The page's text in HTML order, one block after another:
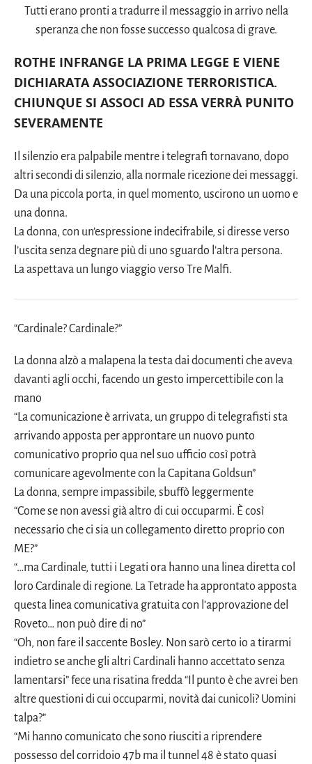
Tutti erano pronti a tradurre il messaggio in arrivo nella
speranza che non fosse successo qualcosa di grave.
ROTHE INFRANGE LA PRIMA LEGGE E VIENE
DICHIARATA ASSOCIAZIONE TERRORISTICA.
CHIUNQUE SI ASSOCI AD ESSA VERRÀ PUNITO
SEVERAMENTE
Il silenzio era palpabile mentre i telegrafi tornavano, dopo
altri secondi di silenzio, alla normale ricezione dei messaggi.
Da una piccola porta, in quel momento, uscirono un uomo e
una donna.
La donna, con un’espressione indecifrabile, si diresse verso
l’uscita senza degnare più di uno sguardo l’altra persona.
La aspettava un lungo viaggio verso Tre Malfi.
“Cardinale? Cardinale?”
La donna alzò a malapena la testa dai documenti che aveva
davanti agli occhi, facendo un gesto impercettibile con la
mano
“La comunicazione è arrivata, un gruppo di telegrafisti sta
arrivando apposta per approntare un nuovo punto
comunicativo proprio qua nel suo ufficio così potrà
comunicare agevolmente con la Capitana Goldsun”
La donna, sempre impassibile, sbuffò leggermente
“Come se non avessi già altro di cui occuparmi. È così
necessario che ci sia un collegamento diretto proprio con
ME?”
“…ma Cardinale, tutti i Legati ora hanno una linea diretta col
loro Cardinale di regione. La Tetrade ha approntato apposta
questa linea comunicativa gratuita con l’approvazione del
Roveto… non può dire di no”
“Oh, non fare il saccente Bosley. Non sarò certo io a tirarmi
indietro se anche gli altri Cardinali hanno accettato senza
lamentarsi” fece una risatina fredda “Il punto è che avrei ben
altre questioni di cui occuparmi, novità dai cunicoli? Uomini
talpa?”
“Mi hanno comunicato che sono riusciti a riprendere
possesso del corridoio 47b ma il tunnel 48 è stato quasi